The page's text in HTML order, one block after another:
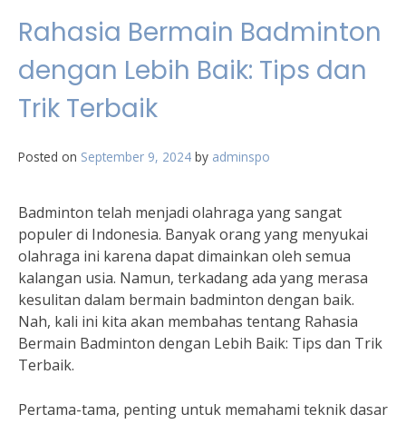
Rahasia Bermain Badminton
dengan Lebih Baik: Tips dan
Trik Terbaik
Posted on September 9, 2024 by adminspo
Badminton telah menjadi olahraga yang sangat
populer di Indonesia. Banyak orang yang menyukai
olahraga ini karena dapat dimainkan oleh semua
kalangan usia. Namun, terkadang ada yang merasa
kesulitan dalam bermain badminton dengan baik.
Nah, kali ini kita akan membahas tentang Rahasia
Bermain Badminton dengan Lebih Baik: Tips dan Trik
Terbaik.
Pertama-tama, penting untuk memahami teknik dasar